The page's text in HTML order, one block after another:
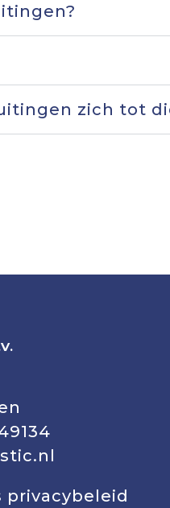
zich tot
privacybeleid